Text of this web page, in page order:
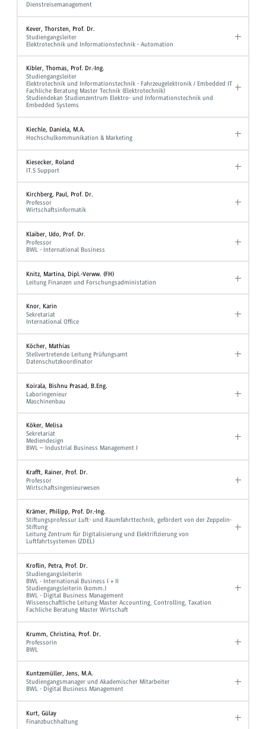
Dienstreisemanagement
Kever, Thorsten, Prof. Dr.
Studiengangsleiter
Elektrotechnik und Informationstechnik - Automation
Kibler, Thomas, Prof. Dr.-Ing.
Studiengangsleiter
Elektrotechnik und Informationstechnik - Fahrzeugelektronik / Embedded IT
Fachliche Beratung Master Technik (Elektrotechnik)
Studiendekan Studienzentrum Elektro- und Informationstechnik und
Embedded Systems
Kiechle, Daniela, M.A.
Hochschulkommunikation & Marketing
Kiesecker, Roland
IT.S Support
Kirchberg, Paul, Prof. Dr.
Professor
Wirtschaftsinformatik
Klaiber, Udo, Prof. Dr.
Professor
BWL - International Business
Knitz, Martina, Dipl.-Verww. (FH)
Leitung Finanzen und Forschungsadministation
Knor, Karin
Sekretariat
International Office
Köcher, Mathias
Stellvertretende Leitung Prüfungsamt
Datenschutzkoordinator
Koirala, Bishnu Prasad, B.Eng.
Laboringenieur
Maschinenbau
Köker, Melisa
Sekretariat
Mediendesign
BWL – Industrial Business Management I
Krafft, Rainer, Prof. Dr.
Professor
Wirtschaftsingenieurwesen
Krämer, Philipp, Prof. Dr.-Ing.
Stiftungsprofessur Luft- und Raumfahrttechnik, gefördert von der Zeppelin-
Stiftung
Leitung Zentrum für Digitalisierung und Elektrifizierung von
Luftfahrtsystemen (ZDEL)
Kroflin, Petra, Prof. Dr.
Studiengangsleiterin
BWL - International Business I + II
Studiengangsleiterin (komm.)
BWL - Digital Business Management
Wissenschaftliche Leitung Master Accounting, Controlling, Taxation
Fachliche Beratung Master Wirtschaft
Krumm, Christina, Prof. Dr.
Professorin
BWL
Kuntzemüller, Jens, M.A.
Studiengangsmanager und Akademischer Mitarbeiter
BWL - Digital Business Management
Kurt, Gülay
Finanzbuchhaltung